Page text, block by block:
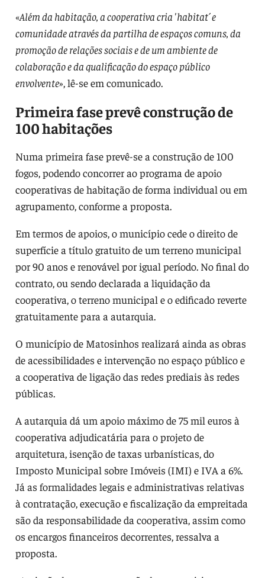
«Além da habitação, a cooperativa cria 'habitat´ e
comunidade através da partilha de espaços comuns, da
promoção de relações sociais e de um ambiente de
colaboração e da qualificação do espaço público
envolvente», lê-se em comunicado.
Primeira fase prevê construção de
100 habitações
Numa primeira fase prevê-se a construção de 100
fogos, podendo concorrer ao programa de apoio
cooperativas de habitação de forma individual ou em
agrupamento, conforme a proposta.
Em termos de apoios, o município cede o direito de
superfície a título gratuito de um terreno municipal
por 90 anos e renovável por igual período. No final do
contrato, ou sendo declarada a liquidação da
cooperativa, o terreno municipal e o edificado reverte
gratuitamente para a autarquia.
O município de Matosinhos realizará ainda as obras
de acessibilidades e intervenção no espaço público e
a cooperativa de ligação das redes prediais às redes
públicas.
A autarquia dá um apoio máximo de 75 mil euros à
cooperativa adjudicatária para o projeto de
arquitetura, isenção de taxas urbanísticas, do
Imposto Municipal sobre Imóveis (IMI) e IVA a 6%.
Já as formalidades legais e administrativas relativas
à contratação, execução e fiscalização da empreitada
são da responsabilidade da cooperativa, assim como
os encargos financeiros decorrentes, ressalva a
proposta.